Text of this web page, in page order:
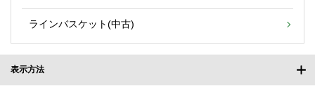
ラインバスケット(中古)
表示方法